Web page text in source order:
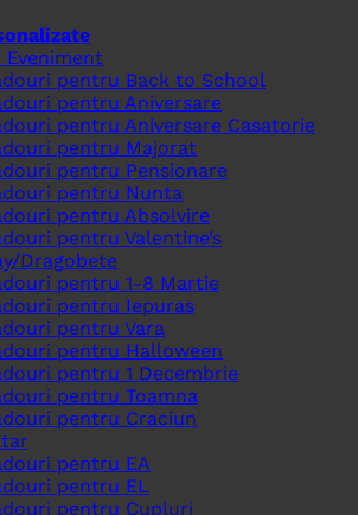
Eveniment
pentru Back to School
pentru Aniversare
pentru Aniversare Casatorie
pentru Majorat
pentru Pensionare
pentru Nunta
pentru Absolvire
pentru Valentine’s
Dragobete
pentru 1-8 Martie
pentru Iepuras
pentru Vara
pentru Halloween
pentru 1 Decembrie
pentru Toamna
pentru Craciun
pentru EA
pentru EL
pentru Cupluri